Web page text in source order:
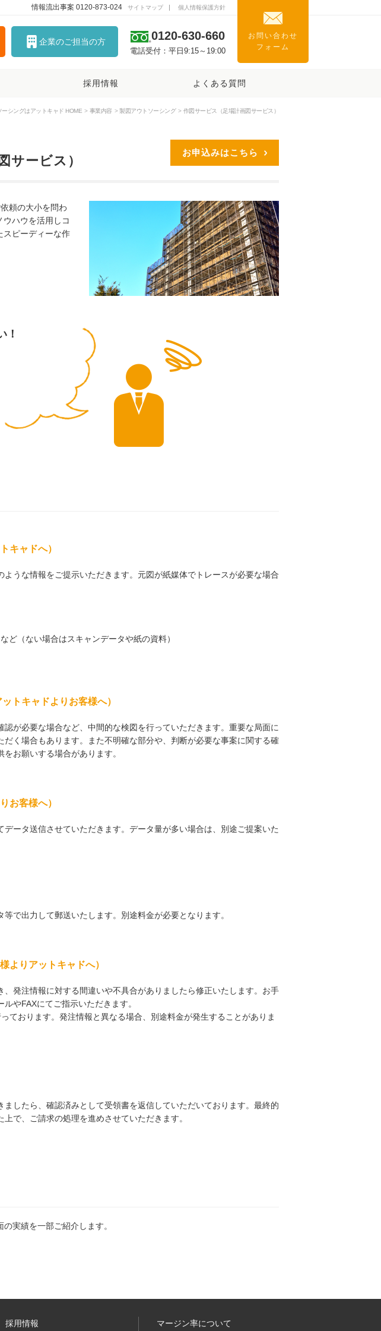
情報流出事案 0120-873-024 サイトマップ 個人情報保護方針
企業のご担当の方 0120-630-660
電話受付：平日9:15～19:00
お問い合わせ
フォーム
採用情報 よくある質問
シングはアットキャド HOME 事業内容 製図アウトソーシング 作図サービス（足場計画図サービス）
サービス）
お申込みはこちら
頼の大小を問わ
ハウを活用しコ
スピーディーな作
！
キャドへ）
ような情報をご提示いただきます。元図が紙媒体でトレースが必要な場合
ど（ない場合はスキャンデータや紙の資料）
トキャドよりお客様へ）
認が必要な場合など、中間的な検図を行っていただきます。重要な局面に
だく場合もあります。また不明確な部分や、判断が必要な事案に関する確
お願いする場合があります。
お客様へ）
データ送信させていただきます。データ量が多い場合は、別途ご提案いた
で出力して郵送いたします。別途料金が必要となります。
よりアットキャドへ）
、発注情報に対する間違いや不具合がありましたら修正いたします。お手
やFAXにてご指示いただきます。
ております。発注情報と異なる場合、別途料金が発生することがありま
ましたら、確認済みとして受領書を返信していただいております。最終的
で、ご請求の処理を進めさせていただきます。
実績を一部ご紹介します。
採用情報 マージン率について